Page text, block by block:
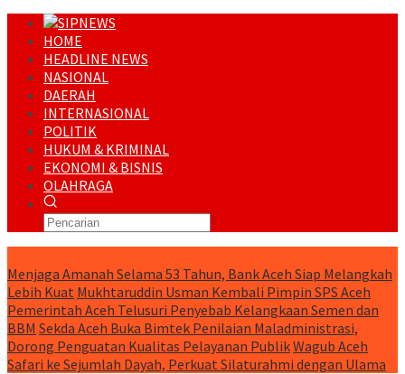
HOME
HEADLINE NEWS
NASIONAL
DAERAH
INTERNASIONAL
POLITIK
HUKUM & KRIMINAL
EKONOMI & BISNIS
OLAHRAGA
Menjaga Amanah Selama 53 Tahun, Bank Aceh Siap Melangkah
Lebih Kuat Mukhtaruddin Usman Kembali Pimpin SPS Aceh
Pemerintah Aceh Telusuri Penyebab Kelangkaan Semen dan
BBM Sekda Aceh Buka Bimtek Penilaian Maladministrasi,
Dorong Penguatan Kualitas Pelayanan PublikWagub Aceh
Safari ke Sejumlah Dayah, Perkuat Silaturahmi dengan Ulama